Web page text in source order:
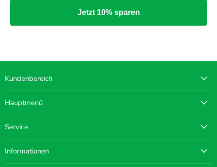
Jetzt 10% sparen
Kundenbereich
Hauptmenü
Service
Informationen